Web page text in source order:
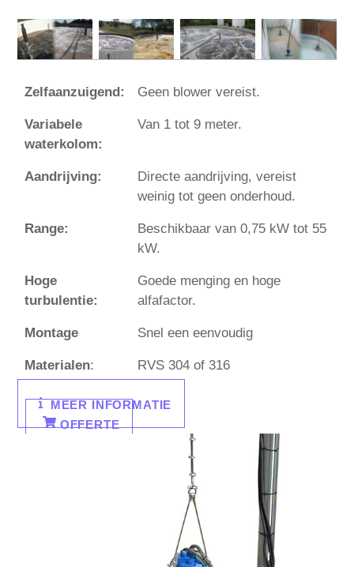
Zelfaanzuigend: Geen blower vereist.
Variabele
waterkolom:
Van 1 tot 9 meter.
Aandrijving:
Directe aandrijving, vereist
weinig tot geen onderhoud.
Range:
Beschikbaar van 0,75 kW tot 55
kW.
Hoge
turbulentie:
Goede menging en hoge
alfafactor.
Montage Snel een eenvoudig
Materialen: RVS 304 of 316
MEER INFORMATIE
OFFERTE